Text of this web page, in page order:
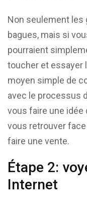
Non seulement les
bagues, mais si
pourraient
toucher et essayer
moyen simple de
avec le processus
vous faire une idée
vous retrouver
faire une vente.
Étape 2:
Internet